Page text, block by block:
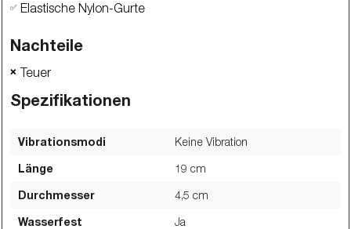
✅ Elastische Nylon-Gurte
Nachteile
❌ Teuer
Spezifikationen
Vibrationsmodi
Keine Vibration
Länge
19 cm
Durchmesser
4,5 cm
Wasserfest
Ja